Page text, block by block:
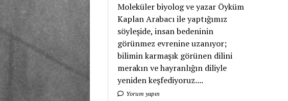
Moleküler biyolog ve yazar Öyküm
Kaplan Arabacı ile yaptığımız
söyleşide, insan bedeninin
görünmez evrenine uzanıyor;
bilimin karmaşık görünen dilini
merakın ve hayranlığın diliyle
yeniden keşfediyoruz....
Yorum yapın